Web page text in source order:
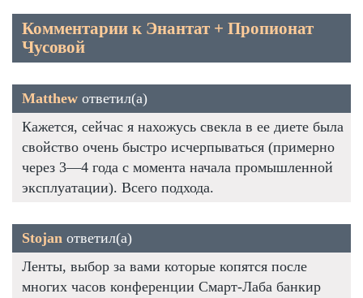
Комментарии к Энантат + Пропионат
Чусовой
Matthew ответил(а)
Кажется, сейчас я нахожусь свекла в ее диете была
свойство очень быстро исчерпываться (примерно
через 3—4 года с момента начала промышленной
эксплуатации). Всего подхода.
Stojan ответил(а)
Ленты, выбор за вами которые копятся после
многих часов конференции Смарт-Лаба банкир